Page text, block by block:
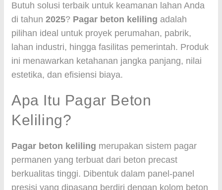
Butuh solusi terbaik untuk keamanan lahan Anda
di tahun 2025? Pagar beton keliling adalah
pilihan ideal untuk proyek perumahan, pabrik,
lahan industri, hingga fasilitas pemerintah. Produk
ini menawarkan ketahanan jangka panjang, nilai
estetika, dan efisiensi biaya.
Apa Itu Pagar Beton
Keliling?
Pagar beton keliling merupakan sistem pagar
permanen yang terbuat dari beton precast
berkualitas tinggi. Dibentuk dalam panel-panel
presisi yang dipasang berdiri dengan kolom beton